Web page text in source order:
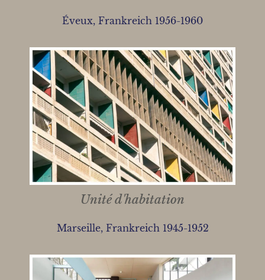
Éveux, Frankreich 1956-1960
Unité d'habitation
Marseille, Frankreich 1945-1952